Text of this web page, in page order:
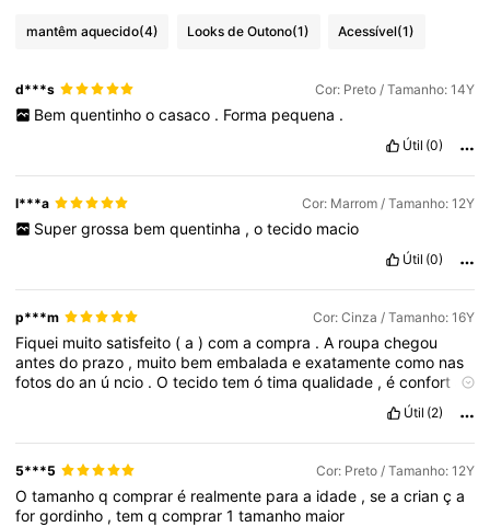
mantêm aquecido(4) Looks de Outono(1) Acessível(1)
d***s Cor: Preto / Tamanho: 14Y
Bem quentinho o casaco . Forma pequena .
Útil (0)
l***a Cor: Marrom / Tamanho: 12Y
Super grossa bem quentinha , o tecido macio
Útil (0)
p***m Cor: Cinza / Tamanho: 16Y
Fiquei muitosatisfeito (a)comacompra .A roupachegou
antesdo prazo , muito bemembaladaeexatamentecomo nas
fotosdoan ú ncio .Otecidotemótimaqualidade ,éconfort á
corresponde
disso ,as
coressãobonitasefiéisàsimagens.Ocusto-benefícioé
excelente
e com
paraquemprocura confortávelede
qualidade.Superrecomendo!
Útil (2)
5***5 Cor: Preto / Tamanho: 12Y
Otamanhoqcompraré realmente paraa idade ,seacriança
forgordinho ,temqcomprar1tamanho maior